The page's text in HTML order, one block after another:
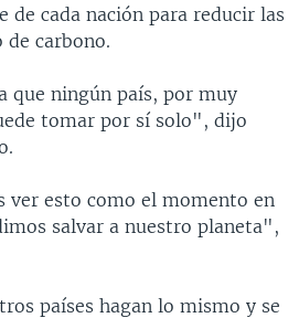
de cada nación para reducir las
de carbono.
que ningún país, por muy
tomar por sí solo", dijo
ver esto como el momento en
salvar a nuestro planeta",
países hagan lo mismo y se